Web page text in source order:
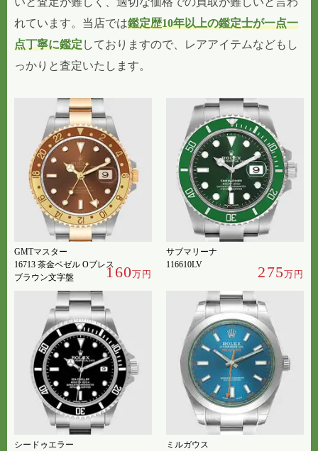
れています。当店では鑑定歴10年以上の鑑定士が一点一
点丁寧に鑑定しておりますので、レアアイテムなどもし
っかりと査定いたします。
GMTマスター
16713 茶金ベゼル Oブレス
ブラウン文字盤
160万円
サブマリーナ
116610LV
275万円
シードゥエラー
ミルガウス